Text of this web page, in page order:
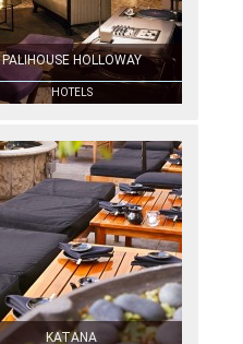
PALIHOUSE HOLLOWAY
HOTELS
KATANA